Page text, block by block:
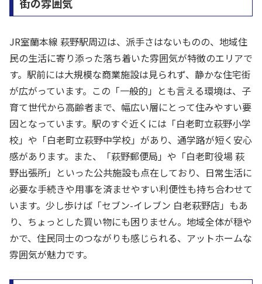
街の雰囲気
JR室蘭本線 萩野駅周辺は、派手さはないものの、地域住
民の生活に寄り添った落ち着いた雰囲気が特徴のエリアで
す。駅前には大規模な商業施設は見られず、静かな住宅街
が広がっています。この「一般的」とも言える環境は、子
育て世代から高齢者まで、幅広い層にとって住みやすい要
因となっています。駅のすぐ近くには「白老町立萩野小学
校」や「白老町立萩野中学校」があり、通学路が短く安心
感があります。また、「萩野郵便局」や「白老町役場 萩
野出張所」といった公共施設も点在しており、日常生活に
必要な手続きや用事を済ませやすい利便性も持ち合わせて
います。少し歩けば「セブン-イレブン 白老萩野店」もあ
り、ちょっとした買い物にも困りません。地域全体が穏や
かで、住民同士のつながりも感じられる、アットホームな
雰囲気が魅力です。